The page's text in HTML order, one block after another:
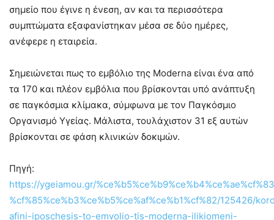
σημείο που έγινε η ένεση, αν και τα περισσότερα
συμπτώματα εξαφανίστηκαν μέσα σε δύο ημέρες,
ανέφερε η εταιρεία.
Σημειώνεται πως το εμβόλιο της Moderna είναι ένα από
τα 170 και πλέον εμβόλια που βρίσκονται υπό ανάπτυξη
σε παγκόσμια κλίμακα, σύμφωνα με τον Παγκόσμιο
Οργανισμό Υγείας. Μάλιστα, τουλάχιστον 31 εξ αυτών
βρίσκονται σε φάση κλινικών δοκιμών.
Πηγή:
https://ygeiamou.gr/
%cf%85%ce%b3%ce%b5%ce%af%ce%b1%cf%82/125426/
afini-iposchesis-to-emvolio-tis-moderna-ilikiomeni-